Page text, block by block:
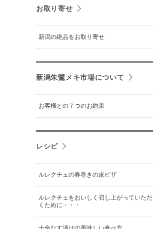
お取り寄せ
新潟の絶品をお取り寄せ
新潟朱鷺メキ市場について
お客様との７つのお約束
レシピ
ルレクチェの春巻きの皮ピザ
ルレクチェをおいしく召し上がっていただ
くために・・・